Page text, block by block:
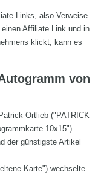
Links, also Verweise
Affiliate Link und in
klickt, kann es
von
Ortlieb ("PATRICK
10x15")
der günstigste Artikel
Karte") wechselte